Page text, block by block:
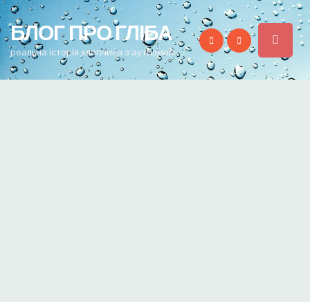
for:
БЛОГ ПРО ГЛІБА
реальна історія хлопчика з аутизмом